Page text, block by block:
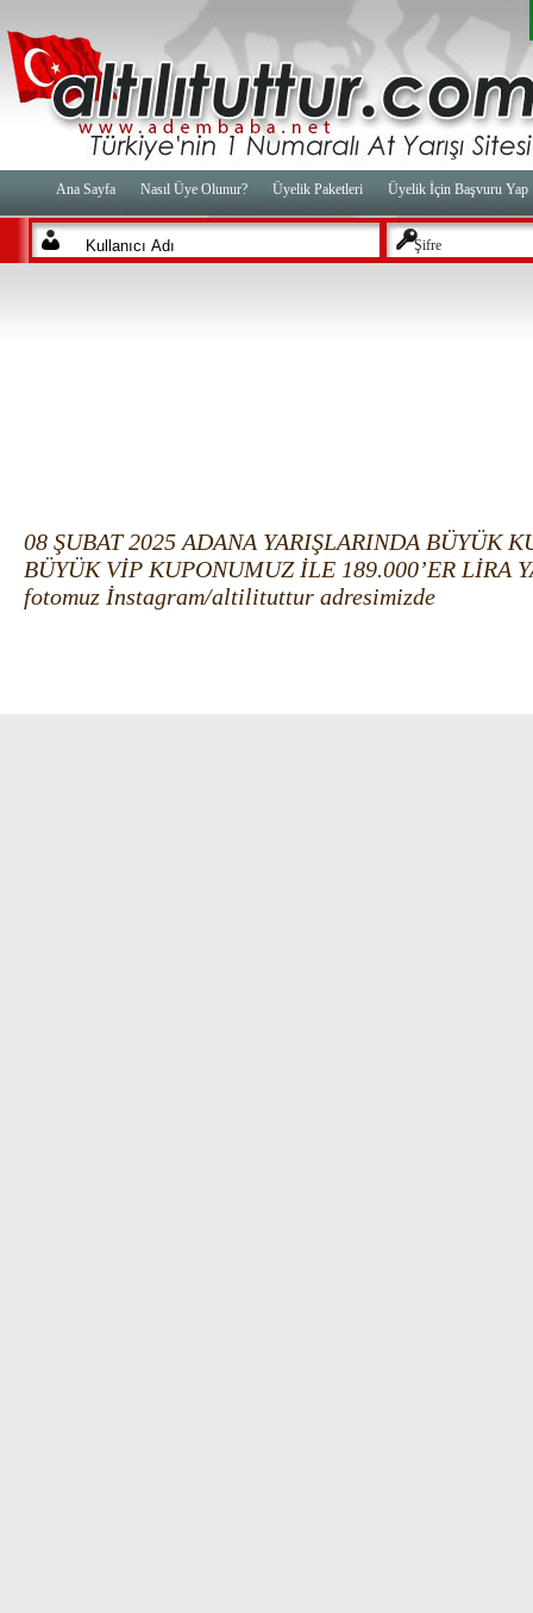
Ana Sayfa Nasıl Üye Olunur? Üyelik Paketleri Üyelik İçin Başvuru Yap
Şifre
08 ŞUBAT 2025 ADANA YARIŞLARINDA BÜYÜK
BÜYÜK VİP KUPONUMUZ İLE 189.000’ER LİRA
fotomuz İnstagram/altilituttur adresimizde